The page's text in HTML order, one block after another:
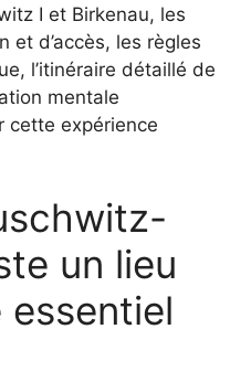
I et Birkenau, les
et d’accès, les règles
l’itinéraire détaillé de
mentale
cette expérience
un lieu
essentiel